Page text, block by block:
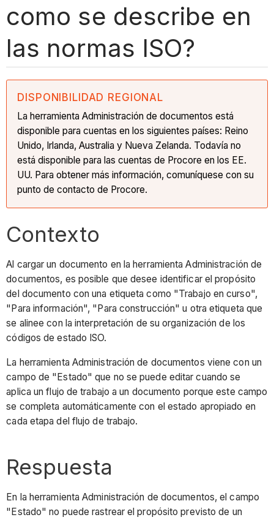
como se describe en
las normas ISO?
DISPONIBILIDAD REGIONAL
La herramienta Administración de documentos está
disponible para cuentas en los siguientes países: Reino
Unido, Irlanda, Australia y Nueva Zelanda. Todavía no
está disponible para las cuentas de Procore en los EE.
UU. Para obtener más información, comuníquese con su
punto de contacto de Procore.
Contexto
Al cargar un documento en la herramienta Administración de
documentos, es posible que desee identificar el propósito
del documento con una etiqueta como "Trabajo en curso",
"Para información", "Para construcción" u otra etiqueta que
se alinee con la interpretación de su organización de los
códigos de estado ISO.
La herramienta Administración de documentos viene con un
campo de "Estado" que no se puede editar cuando se
aplica un flujo de trabajo a un documento porque este campo
se completa automáticamente con el estado apropiado en
cada etapa del flujo de trabajo.
Respuesta
En la herramienta Administración de documentos, el campo
"Estado" no puede rastrear el propósito previsto de un